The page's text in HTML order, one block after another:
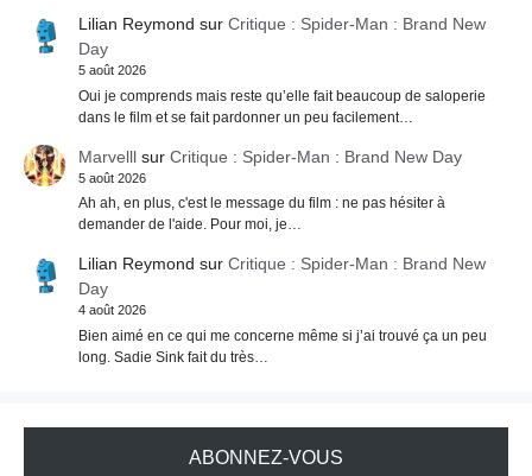
Lilian Reymond sur Critique : Spider-Man : Brand New
Day
5 août 2026
Oui je comprends mais reste qu’elle fait beaucoup de saloperie
dans le film et se fait pardonner un peu facilement…
Marvelllsur Critique : Spider-Man : Brand New Day
5 août 2026
Ah ah, en plus, c'est le message du film : ne pas hésiter à
demander de l'aide. Pour moi, je…
Lilian Reymond sur Critique : Spider-Man : Brand New
Day
4 août 2026
Bien aimé en ce qui me concerne même si j’ai trouvé ça un peu
long. Sadie Sink fait du très…
ABONNEZ-VOUS